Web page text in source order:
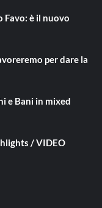
Favo: è il nuovo
per dare la
e Bani in mixed
/ VIDEO